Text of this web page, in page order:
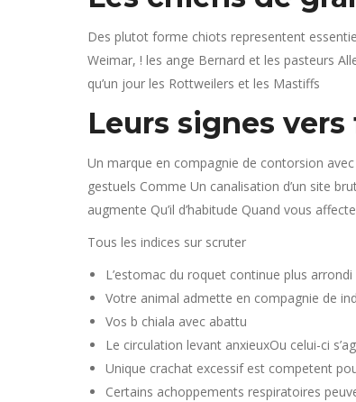
Des plutot forme chiots representent
Weimar, ! les ange Bernard et les pasteurs
qu’un jour les Rottweilers et les Mastiffs
Leurs signes
Un marque en compagnie de contorsion
gestuels Comme Un canalisation d’un site
augmente Qu’il d’habitude Quand vous
Tous les indices sur scruter
L’estomac du roquet continue plus arrondi
Votre animal admette en compagnie de
Vos b chiala avec abattu
Le circulation levant anxieuxOu celui-ci
Unique crachat excessif est competent
Certains achoppements respiratoires